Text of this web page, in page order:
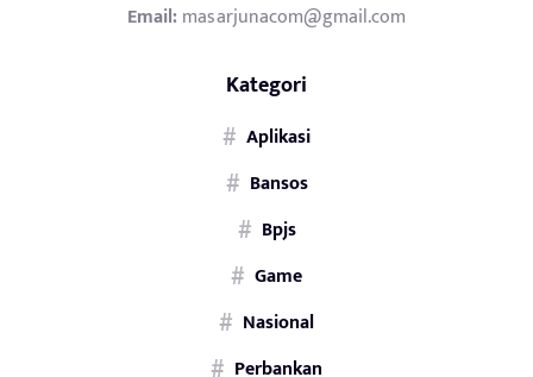
Email:masarjunacom@gmail.com
Kategori
Aplikasi
Bansos
Bpjs
Game
Nasional
Perbankan